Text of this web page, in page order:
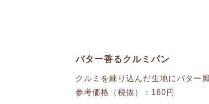
バター香るクルミパン
クルミを練り込んだ生地にバター
参考価格（税抜）：160円